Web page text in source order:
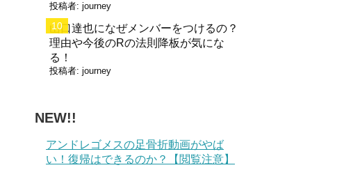
投稿者: journey
山口達也になぜメンバーをつけるの？
理由や今後のRの法則降板が気にな
る！
投稿者: journey
NEW!!
アンドレゴメスの足骨折動画がやば
い！復帰はできるのか？【閲覧注意】